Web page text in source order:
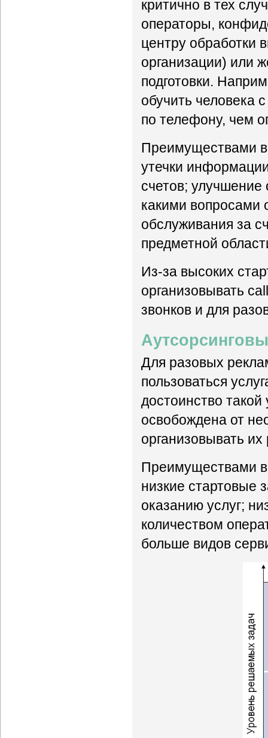
критично в тех
операторы,
центру обработки
организации) или
подготовки.
обучить человека
по телефону, чем
Преимуществами
утечки
счетов;
какими вопросами
обслуживания за
предметной
Из-за высоких
организовывать
звонков и для
Для разовых
пользоваться
достоинство такой
освобождена от
организовывать их
Преимуществами
низкие стартовые
оказанию услуг;
количеством
больше видов